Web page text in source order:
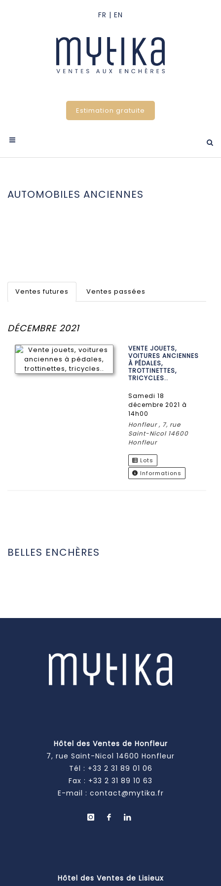
Estimation gratuite
AUTOMOBILES ANCIENNES
Ventes futures Ventes passées
DÉCEMBRE 2021
VENTE JOUETS,
VOITURES ANCIENNES
À PÉDALES,
TROTTINETTES,
TRICYCLES..
samedi 18
décembre 2021 à
14h00
Honfleur , 7, rue
Saint-Nicol 14600
Honfleur
Lots
Informations
BELLES ENCHÈRES
Hôtel des Ventes de Honfleur
7, rue Saint-Nicol 14600 Honfleur
Tél : +33 2 31 89 01 06
Fax : +33 2 31 89 10 63
E-mail : contact@mytika.fr
Hôtel des Ventes de Lisieux